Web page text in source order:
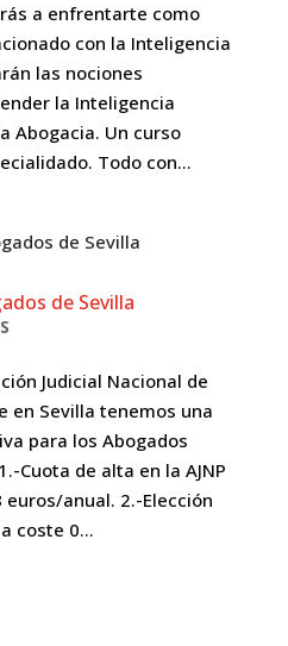
a enfrentarte como
con la Inteligencia
las nociones
la Inteligencia
Abogacia. Un curso
Todo con...
de Sevilla
Judicial Nacional de
en Sevilla tenemos una
para los Abogados
Cuota de alta en la AJNP
anual. 2.-Elección
coste 0...